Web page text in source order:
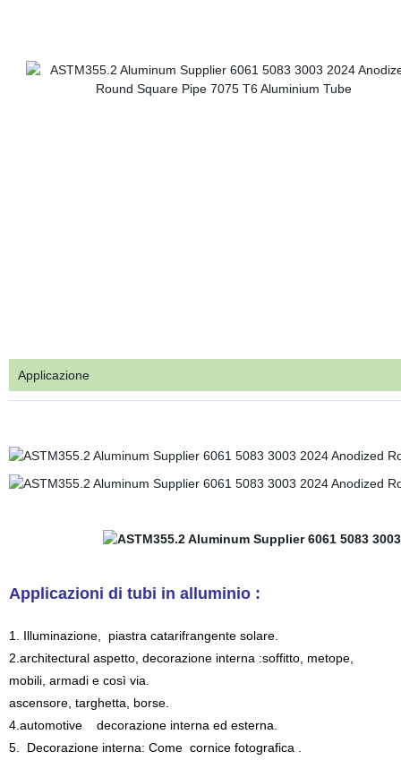
Applicazione
Applicazioni di tubi in alluminio :
1. Illuminazione, piastra catarifrangente solare.
2.architectural aspetto, decorazione interna :soffitto, metope,
mobili, armadi e così via.
ascensore, targhetta, borse.
4.automotive decorazione interna ed esterna.
5. Decorazione interna: Come cornice fotografica .